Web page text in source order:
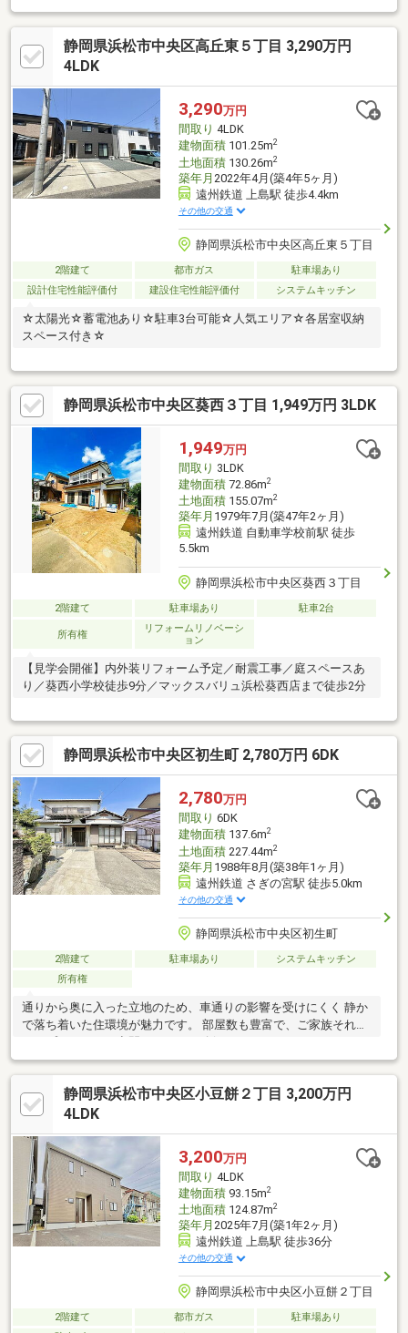
静岡県浜松市中央区高丘東５丁目 3,290万円
4LDK
3,290万円
間取り 4LDK
建物面積101.25m2
土地面積130.26m2
築年月 2022年4月(築4年5ヶ月)
遠州鉄道 上島駅 徒歩4.4km
その他の交通
静岡県浜松市中央区高丘東５丁目
2階建て 都市ガス
駐車場あり
設計住宅性能評価付
建設住宅性能評価付 システムキッチン
☆太陽光☆蓄電池あり☆駐車3台可能☆人気エリア☆各居室収納
スペース付き☆
静岡県浜松市中央区葵西３丁目 1,949万円 3LDK
1,949万円
間取り 3LDK
建物面積72.86m2
土地面積155.07m2
築年月 1979年7月(築47年2ヶ月)
遠州鉄道 自動車学校前駅 徒歩
5.5km
静岡県浜松市中央区葵西３丁目
2階建て 駐車場あり 駐車2台
所有権
リフォームリノベーシ
ョン
【見学会開催】内外装リフォーム予定／耐震工事／庭スペースあ
り／葵西小学校徒歩9分／マックスバリュ浜松葵西店まで徒歩2分
静岡県浜松市中央区初生町 2,780万円 6DK
2,780万円
間取り 6DK
建物面積137.6m2
土地面積227.44m2
築年月 1988年8月(築38年1ヶ月)
遠州鉄道 さぎの宮駅 徒歩5.0km
その他の交通
静岡県浜松市中央区初生町
2階建て 駐車場あり
システムキッチン
所有権
通りから奥に入った立地のため、車通りの影響を受けにくく 静か
で落ち着いた住環境が魅力です。 部屋数も豊富で、ご家族それぞ
静岡県浜松市中央区小豆餅２丁目 3,200万円
4LDK
3,200万円
間取り 4LDK
建物面積93.15m2
土地面積124.87m2
築年月 2025年7月(築1年2ヶ月)
遠州鉄道 上島駅 徒歩36分
その他の交通
静岡県浜松市中央区小豆餅２丁目
2階建て 都市ガス
駐車場あり